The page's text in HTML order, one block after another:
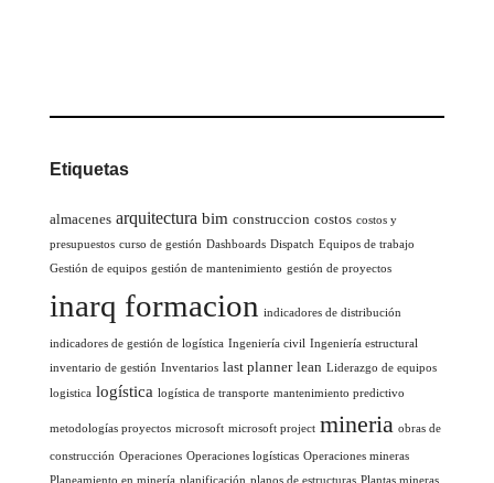
Etiquetas
almacenes arquitectura bim construccion costos costos y
presupuestos curso de gestión Dashboards Dispatch Equipos de trabajo
Gestión de equipos gestión de mantenimiento gestión de proyectos
inarq formacion indicadores de distribución
indicadores de gestión de logística Ingeniería civil Ingeniería estructural
inventario de gestión Inventarios last planner lean Liderazgo de equipos
logistica logística logística de transporte mantenimiento predictivo
metodologías proyectos microsoft microsoft project mineria obras de
construcción Operaciones Operaciones logísticas Operaciones mineras
Planeamiento en minería planificación planos de estructuras Plantas mineras